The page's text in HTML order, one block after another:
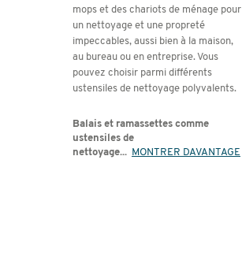
mops et des chariots de ménage pour
un nettoyage et une propreté
impeccables, aussi bien à la maison,
au bureau ou en entreprise. Vous
pouvez choisir parmi différents
ustensiles de nettoyage polyvalents.
Balais et ramassettes comme
ustensiles de
nettoyage...
MONTRER DAVANTAGE